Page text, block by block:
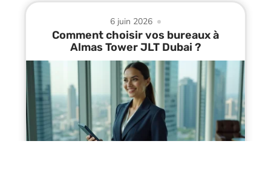
6 juin 2026
Comment choisir vos bureaux à
Almas Tower JLT Dubai ?